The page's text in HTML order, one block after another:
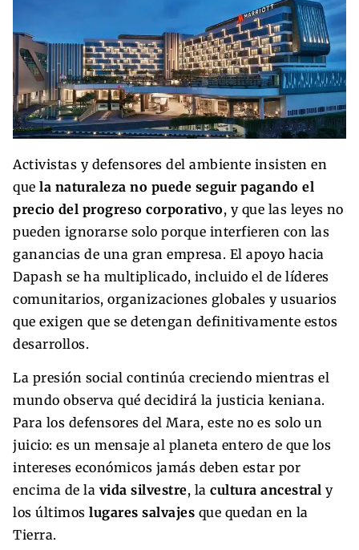
Activistas y defensores del ambiente insisten en
que la naturaleza no puede seguir pagando el
precio del progreso corporativo, y que las leyes no
pueden ignorarse solo porque interfieren con las
ganancias de una gran empresa. El apoyo hacia
Dapash se ha multiplicado, incluido el de líderes
comunitarios, organizaciones globales y usuarios
que exigen que se detengan definitivamente estos
desarrollos.
La presión social continúa creciendo mientras el
mundo observa qué decidirá la justicia keniana.
Para los defensores del Mara, este no es solo un
juicio: es un mensaje al planeta entero de que los
intereses económicos jamás deben estar por
encima de la vida silvestre, la cultura ancestral y
los últimos lugares salvajes que quedan en la
Tierra.